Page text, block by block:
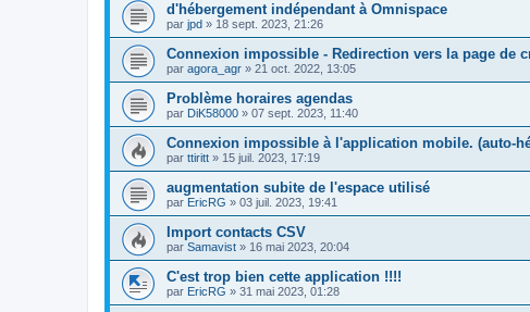
d'hébergement indépendant à Omnispace
par jpd » 18 sept. 2023, 21:26
Connexion impossible - Redirection vers la page de
par agora_agr » 21 oct. 2022, 13:05
Problème horaires agendas
par DiK58000 » 07 sept. 2023, 11:40
Connexion impossible à l'application mobile. (auto-
par ttiritt » 15 juil. 2023, 17:19
augmentation subite de l'espace utilisé
par EricRG » 03 juil. 2023, 19:41
Import contacts CSV
par Samavist » 16 mai 2023, 20:04
C'est trop bien cette application !!!!
par EricRG » 31 mai 2023, 01:28